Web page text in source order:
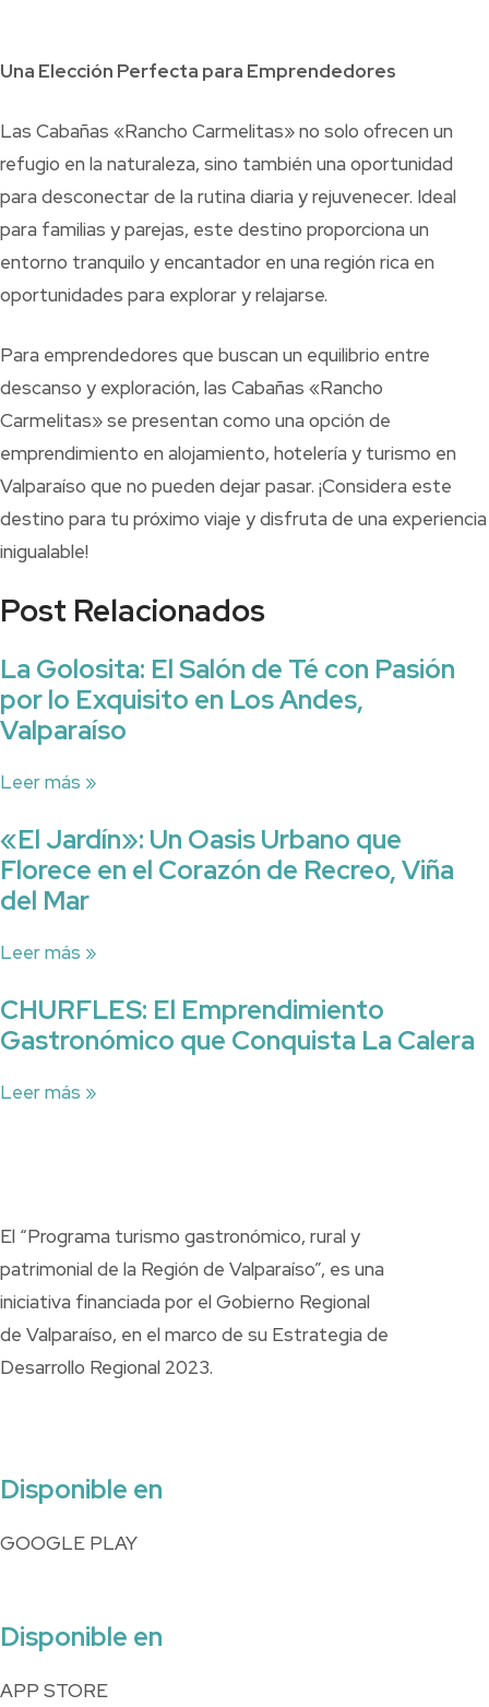
Una Elección Perfecta para Emprendedores
Las Cabañas «Rancho Carmelitas» no solo ofrecen un
refugio en la naturaleza, sino también una oportunidad
para desconectar de la rutina diaria y rejuvenecer. Ideal
para familias y parejas, este destino proporciona un
entorno tranquilo y encantador en una región rica en
oportunidades para explorar y relajarse.
Para emprendedores que buscan un equilibrio entre
descanso y exploración, las Cabañas «Rancho
Carmelitas» se presentan como una opción de
emprendimiento en alojamiento, hotelería y turismo en
Valparaíso que no pueden dejar pasar. ¡Considera este
destino para tu próximo viaje y disfruta de una experiencia
inigualable!
Post Relacionados
La Golosita: El Salón de Té con Pasión
por lo Exquisito en Los Andes,
Valparaíso
Leer más »
«El Jardín»: Un Oasis Urbano que
Florece en el Corazón de Recreo, Viña
del Mar
Leer más »
CHURFLES: El Emprendimiento
Gastronómico que Conquista La Calera
Leer más »
El “Programa turismo gastronómico, rural y
patrimonial de la Región de Valparaíso”, es una
iniciativa financiada por el Gobierno Regional
de Valparaíso, en el marco de su Estrategia de
Desarrollo Regional 2023.
Disponible en
GOOGLE PLAY
Disponible en
APP STORE